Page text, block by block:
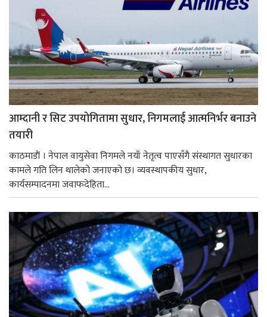
आम्दानी र सिट उपयोगितामा सुधार, निगमलाई आत्मनिर्भर बनाउने
तयारी
काठमाडाैं । नेपाल वायुसेवा निगमले नयाँ नेतृत्व पाएसँगै संस्थागत सुधारका
कामले गति लिन थालेको जनाएको छ। व्यवस्थापकीय सुधार,
कार्यसम्पादनमा जवाफदेहिता...